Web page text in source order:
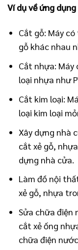
Ví dụ về ứng
Cắt gỗ: Máy
gỗ khác nhau
Cắt nhựa:
loại nhựa như
Cắt kim loại:
loại kim loại
Xây dựng nhà
cắt xẻ gỗ,
dựng nhà cửa.
Làm đồ nội
xẻ gỗ, nhựa
Sửa chữa điện
cắt xẻ ống
chữa điện